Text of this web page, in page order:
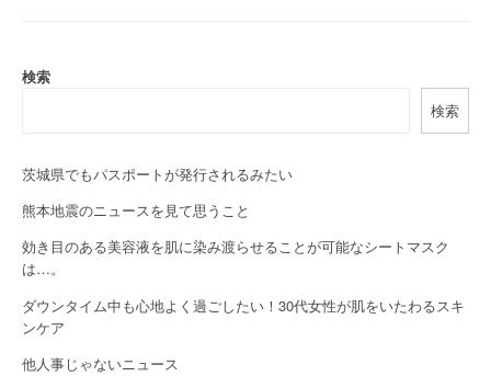
v
g
a
t
i
o
n
検索
検索
茨城県でもパスポートが発行されるみたい
熊本地震のニュースを見て思うこと
効き目のある美容液を肌に染み渡らせることが可能なシートマスク
は…。
ダウンタイム中も心地よく過ごしたい！30代女性が肌をいたわるスキ
ンケア
他人事じゃないニュース